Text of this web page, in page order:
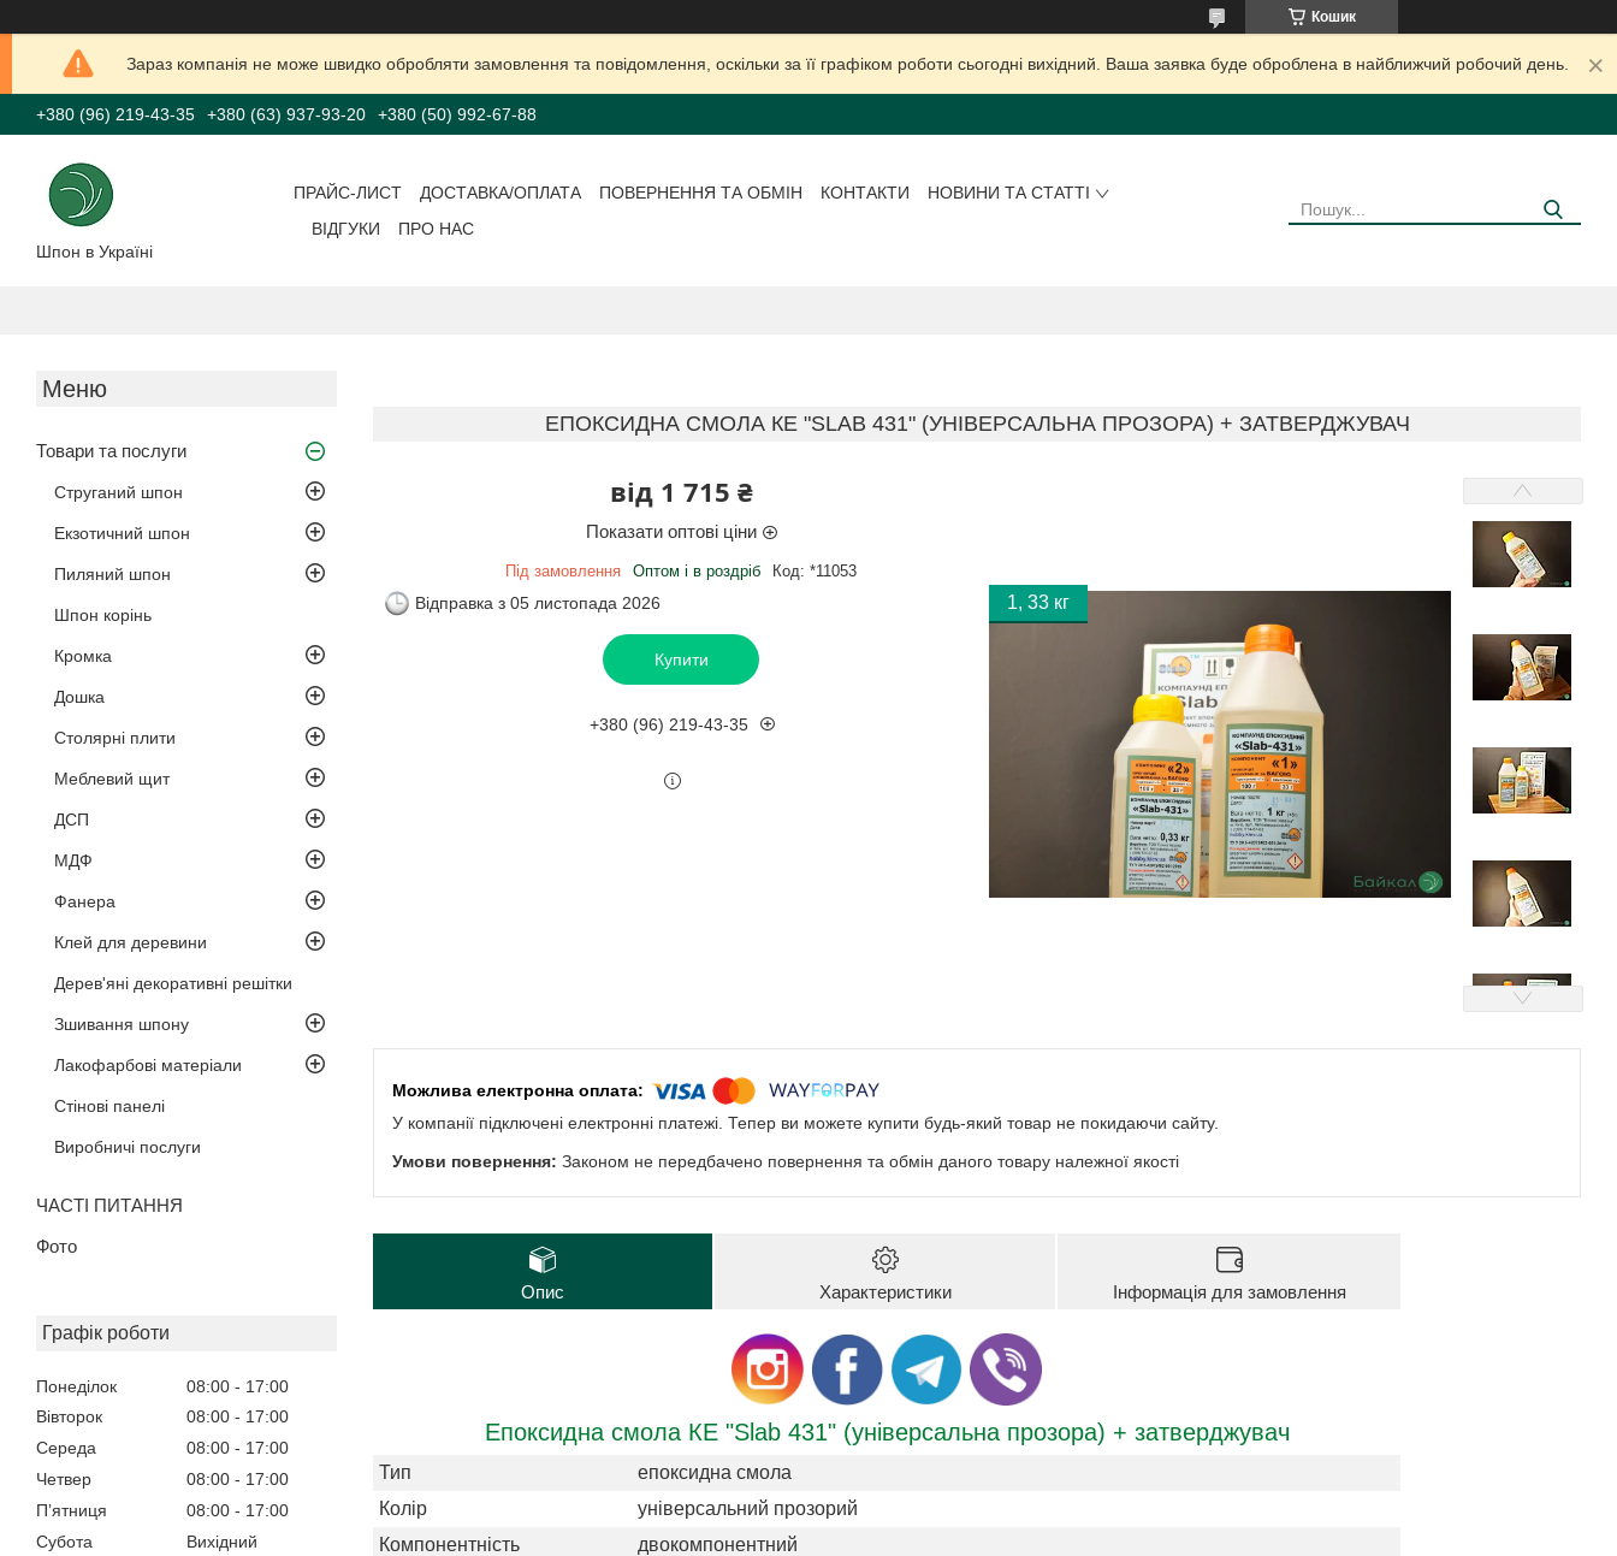
Кошик
Зараз компанія не може швидко обробляти замовлення та повідомлення, оскільки за її графіком роботи сьогодні вихідний. Ваша заявка буде оброблена в найближчий робочий день.
+380 (96) 219-43-35 +380 (63) 937-93-20 +380 (50) 992-67-88
Шпон в Україні
ПРАЙС-ЛИСТ ДОСТАВКА/ОПЛАТА ПОВЕРНЕННЯ ТА ОБМІН КОНТАКТИ
НОВИНИ ТА СТАТТІ
ВІДГУКИ
ПРО НАС
Товари та послуги
Струганий шпон
Екзотичний шпон
Пиляний шпон
Шпон корінь
Кромка
Дошка
Столярні плити
Меблевий щит
ДСП
МДФ
Фанера
Клей для деревини
Дерев'яні декоративні решітки
Зшивання шпону
Лакофарбові матеріали
Стінові панелі
Виробничі послуги
ЧАСТІ ПИТАННЯ
Фото
Графік роботи
Понеділок 08:00
17:00
Вівторок
08:00
17:00
Середа
08:00
17:00
Четвер
08:00
17:00
Пʼятниця
08:00
17:00
Субота
Вихідний
ЕПОКСИДНА СМОЛА КЕ "SLAB 431" (УНІВЕРСАЛЬНА ПРОЗОРА) + ЗАТВЕРДЖУВАЧ
від 1 715 ₴
Показати оптові ціни
Під замовлення Оптом і в роздріб Код: *11053
Відправка з 05 листопада 2026
Купити
+380 (96) 219-43-35
1, 33 кг
У компанії підключені електронні платежі. Тепер ви можете купити будь-який товар не покидаючи сайту.
Законом не передбачено повернення та обмін даного товару належної якості
Опис Характеристики Інформація для замовлення
Епоксидна смола КЕ "Slab 431" (універсальна прозора) + затверджувач
Тип
епоксидна смола
Колір
універсальний прозорий
Компонентність
двокомпонентний